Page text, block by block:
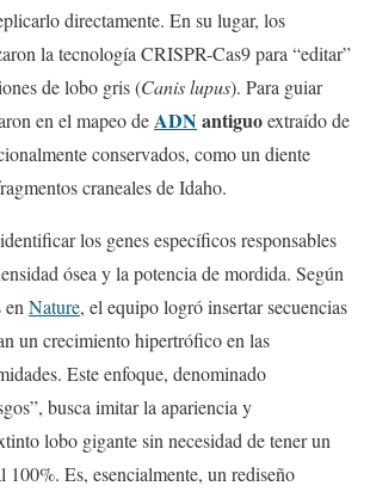
directamente. En su lugar, los
la tecnología CRISPR-Cas9 para “editar”
de lobo gris (Canis lupus). Para guiar
en el mapeo deADNantiguoextraído de
conservados, como un diente
craneales de Idaho.
los genes específicos responsables
ósea y la potencia de mordida. Según
en Nature, el equipo logró insertar secuencias
un crecimiento hipertrófico en las
Este enfoque, denominado
busca imitar la apariencia y
lobo gigante sin necesidad de tener un
100%. Es, esencialmente, un rediseño